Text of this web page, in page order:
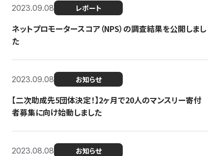
2023.09.08 レポート
ネットプロモータースコア（NPS）の調査結果を公開しまし
た
2023.09.08 お知らせ
【二次助成先5団体決定！】2ヶ月で20人のマンスリー寄付
者募集に向け始動しました
2023.08.08 お知らせ